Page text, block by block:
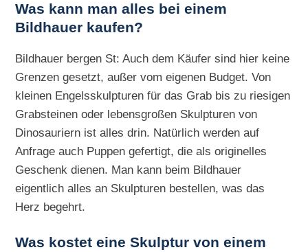
Was kann man alles bei einem
Bildhauer kaufen?
Bildhauer bergen St: Auch dem Käufer sind hier keine
Grenzen gesetzt, außer vom eigenen Budget. Von
kleinen Engelsskulpturen für das Grab bis zu riesigen
Grabsteinen oder lebensgroßen Skulpturen von
Dinosauriern ist alles drin. Natürlich werden auf
Anfrage auch Puppen gefertigt, die als originelles
Geschenk dienen. Man kann beim Bildhauer
eigentlich alles an Skulpturen bestellen, was das
Herz begehrt.
Was kostet eine Skulptur von einem